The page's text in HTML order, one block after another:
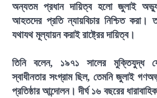
অন্যতম প্রধান দায়িত্ব হলো জুলাই
আহতদের প্রতি ন্যায়বিচার নিশ্চিত করা।
যথাযথ মূল্যায়ন করাই রাষ্ট্রের দায়িত্ব।
তিনি বলেন, ১৯৭১ সালের মুক্তিযুদ্ধ
স্বাধীনতার সংগ্রাম ছিল, তেমনি জুলাই
প্রতিষ্ঠার আন্দোলন। দীর্ঘ ১৬ বছরের